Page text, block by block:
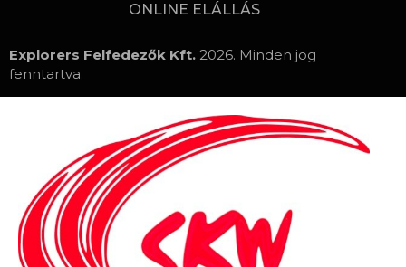
ONLINE ELÁLLÁS
Explorers Felfedezők Kft. 2026. Minden jog
fenntartva.